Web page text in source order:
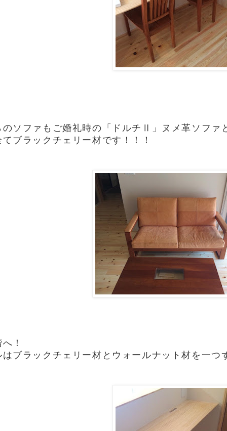
のソファもご婚礼時の「ドルチⅡ」ヌメ革ソファ
ブラックチェリー材です！！！
！
ブラックチェリー材とウォールナット材を一つ